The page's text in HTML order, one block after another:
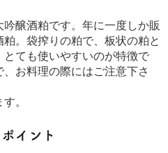
醸酒粕です。年に一度しか販
。袋搾りの粕で、板状の粕と
ても使いやすいのが特徴で
お料理の際にはご注意下さ
。